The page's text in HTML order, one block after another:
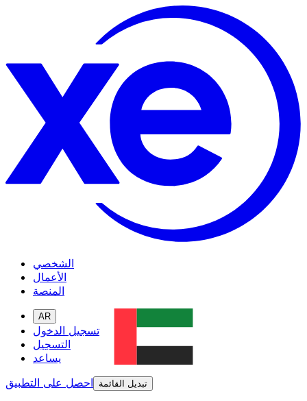
الشخصي
الأعمال
المنصة
AR
تسجيل الدخول
التسجيل
يساعد
احصل على التطبيق
تبديل القائمة